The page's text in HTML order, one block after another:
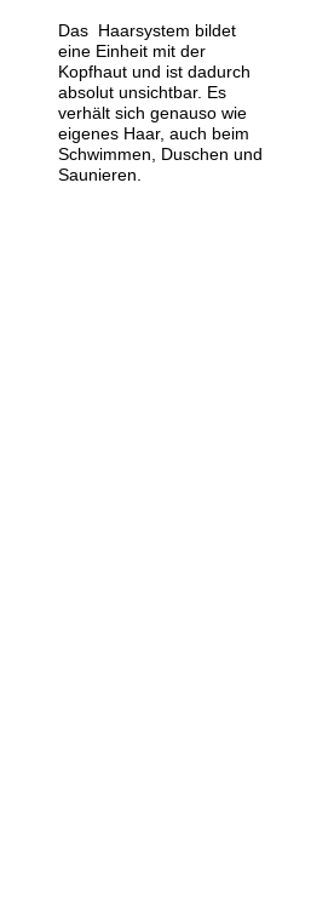
Das Haarsystem bildet
eine Einheit mit der
Kopfhaut und ist dadurch
absolut unsichtbar. Es
verhält sich genauso wie
eigenes Haar, auch beim
Schwimmen, Duschen und
Saunieren.